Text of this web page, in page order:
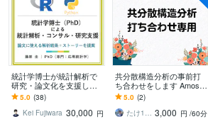
統計学博士が統計解析で
研究・論文化を支援しま
す 普段は統計学の外部専
門家として、複数の大学
を支援しています
5.0 (38)
Kei Fujiwara 30,000 円
共分散構造分析の事前打
ち合わせをします Amosで
ご不明な点がありました
らご質問ください。
5.0 (2)
たけ1910 3,000 円 /60分